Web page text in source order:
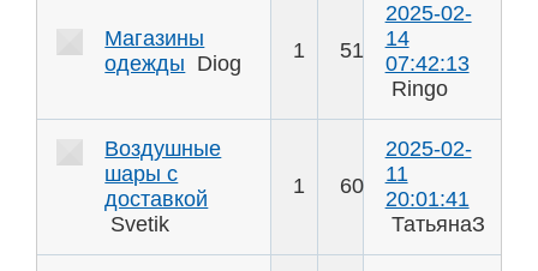
Магазины
одежды Diog
1 51
2025-02-
14
07:42:13
Ringo
Воздушные
шары с
доставкой
Svetik
1 60
2025-02-
11
20:01:41
ТатьянаЗ